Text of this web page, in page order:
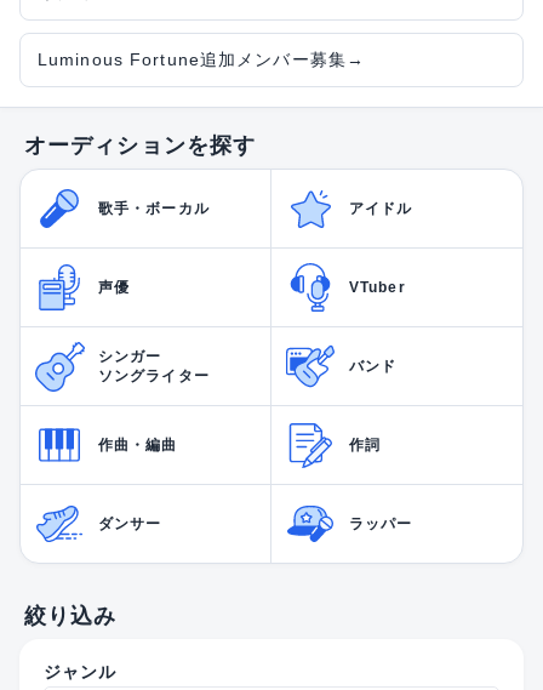
Luminous Fortune追加メンバー募集→
オーディションを探す
歌手・ボーカル アイドル
声優 VTuber
シンガー
ソングライター
バンド
作曲・編曲 作詞
ダンサー ラッパー
絞り込み
ジャンル